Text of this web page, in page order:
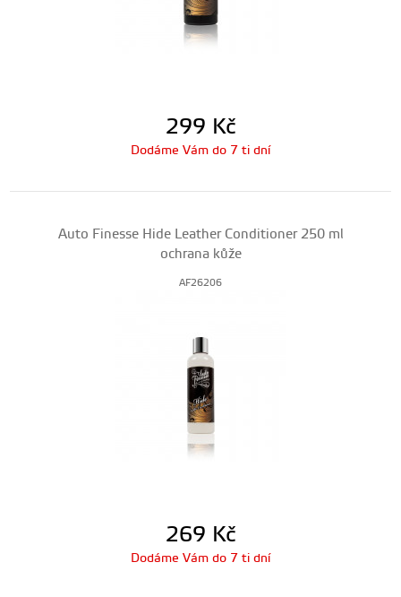
299 Kč
Dodáme Vám do 7 ti dní
Auto Finesse Hide Leather Conditioner 250 ml
ochrana kůže
AF26206
269 Kč
Dodáme Vám do 7 ti dní